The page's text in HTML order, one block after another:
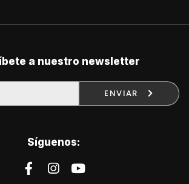
a nuestro newsletter
ENVIAR
Síguenos: